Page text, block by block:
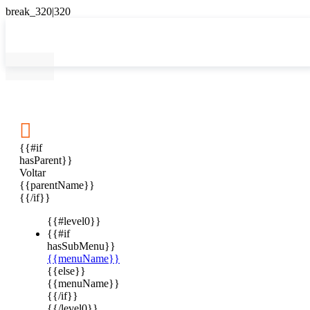

{{#if
hasParent}}
Voltar
{{parentName}}
{{/if}}
{{#level0}}
{{#if
hasSubMenu}}
{{menuName}}
{{else}}
{{menuName}}
{{/if}}